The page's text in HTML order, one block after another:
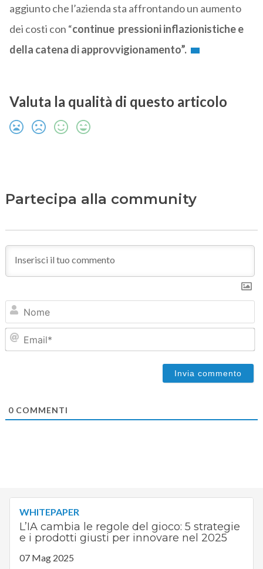
aggiunto che l’azienda sta affrontando un aumento
dei costi con “continue pressioni inflazionistiche e
della catena di approvvigionamento”.
Valuta la qualità di questo articolo
Partecipa alla community
0COMMENTI
WHITEPAPER
L’IA cambia le regole del gioco: 5 strategie
e i prodotti giusti per innovare nel 2025
07 Mag 2025